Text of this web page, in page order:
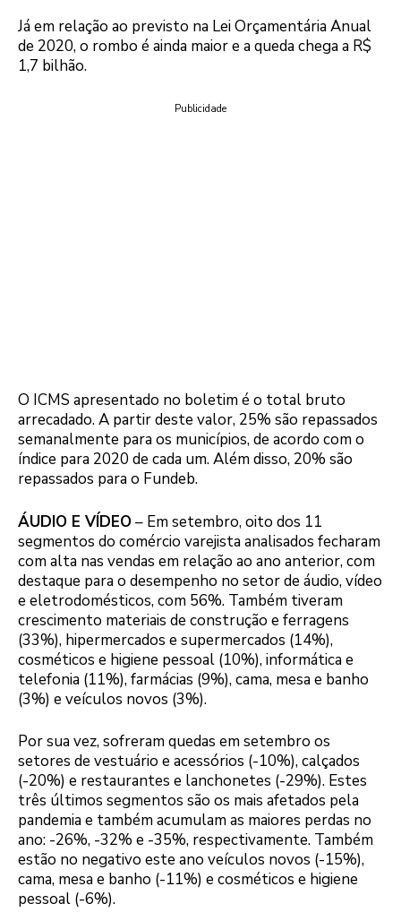
Já em relação ao previsto na Lei Orçamentária Anual
de 2020, o rombo é ainda maior e a queda chega a R$
1,7 bilhão.
Publicidade
O ICMS apresentado no boletim é o total bruto
arrecadado. A partir deste valor, 25% são repassados
semanalmente para os municípios, de acordo com o
índice para 2020 de cada um. Além disso, 20% são
repassados para o Fundeb.
ÁUDIO E VÍDEO– Em setembro, oito dos 11
segmentos do comércio varejista analisados fecharam
com alta nas vendas em relação ao ano anterior, com
destaque para o desempenho no setor de áudio, vídeo
e eletrodomésticos, com 56%. Também tiveram
crescimento materiais de construção e ferragens
(33%), hipermercados e supermercados (14%),
cosméticos e higiene pessoal (10%), informática e
telefonia (11%), farmácias (9%), cama, mesa e banho
(3%) e veículos novos (3%).
Por sua vez, sofreram quedas em setembro os
setores de vestuário e acessórios (-10%), calçados
(-20%) e restaurantes e lanchonetes (-29%). Estes
três últimos segmentos são os mais afetados pela
pandemia e também acumulam as maiores perdas no
ano: -26%, -32% e -35%, respectivamente. Também
estão no negativo este ano veículos novos (-15%),
cama, mesa e banho (-11%) e cosméticos e higiene
pessoal (-6%).